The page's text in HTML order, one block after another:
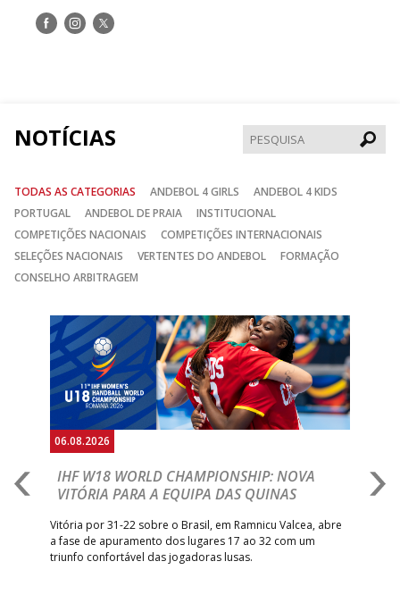
Siga-Siga-Siga-
NOTÍCIAS
TODAS AS CATEGORIAS ANDEBOL 4 GIRLS
ANDEBOL 4 KIDS
PORTUGAL
ANDEBOL DE PRAIA
INSTITUCIONAL
COMPETIÇÕES NACIONAIS
COMPETIÇÕES INTERNACIONAIS
SELEÇÕES NACIONAIS
VERTENTES DO ANDEBOL
FORMAÇÃO
CONSELHO ARBITRAGEM
06.08.2026
IHF W18 WORLD CHAMPIONSHIP: NOVA
VITÓRIA PARA A EQUIPA DAS QUINAS
Vitória por 31-22 sobre o Brasil, em Ramnicu Valcea, abre
a fase de apuramento dos lugares 17 ao 32 com um
triunfo confortável das jogadoras lusas.
Anterior